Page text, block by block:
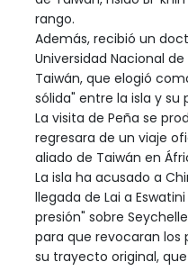
rango.
Además, recibió un
Universidad Nacional
Taiwán, que elogió
sólida" entre la isla y su
La visita de Peña se
regresara de un viaje
aliado de Taiwán en
La isla ha acusado a
llegada de Lai a
presión" sobre
para que revocaran los
su trayecto original,